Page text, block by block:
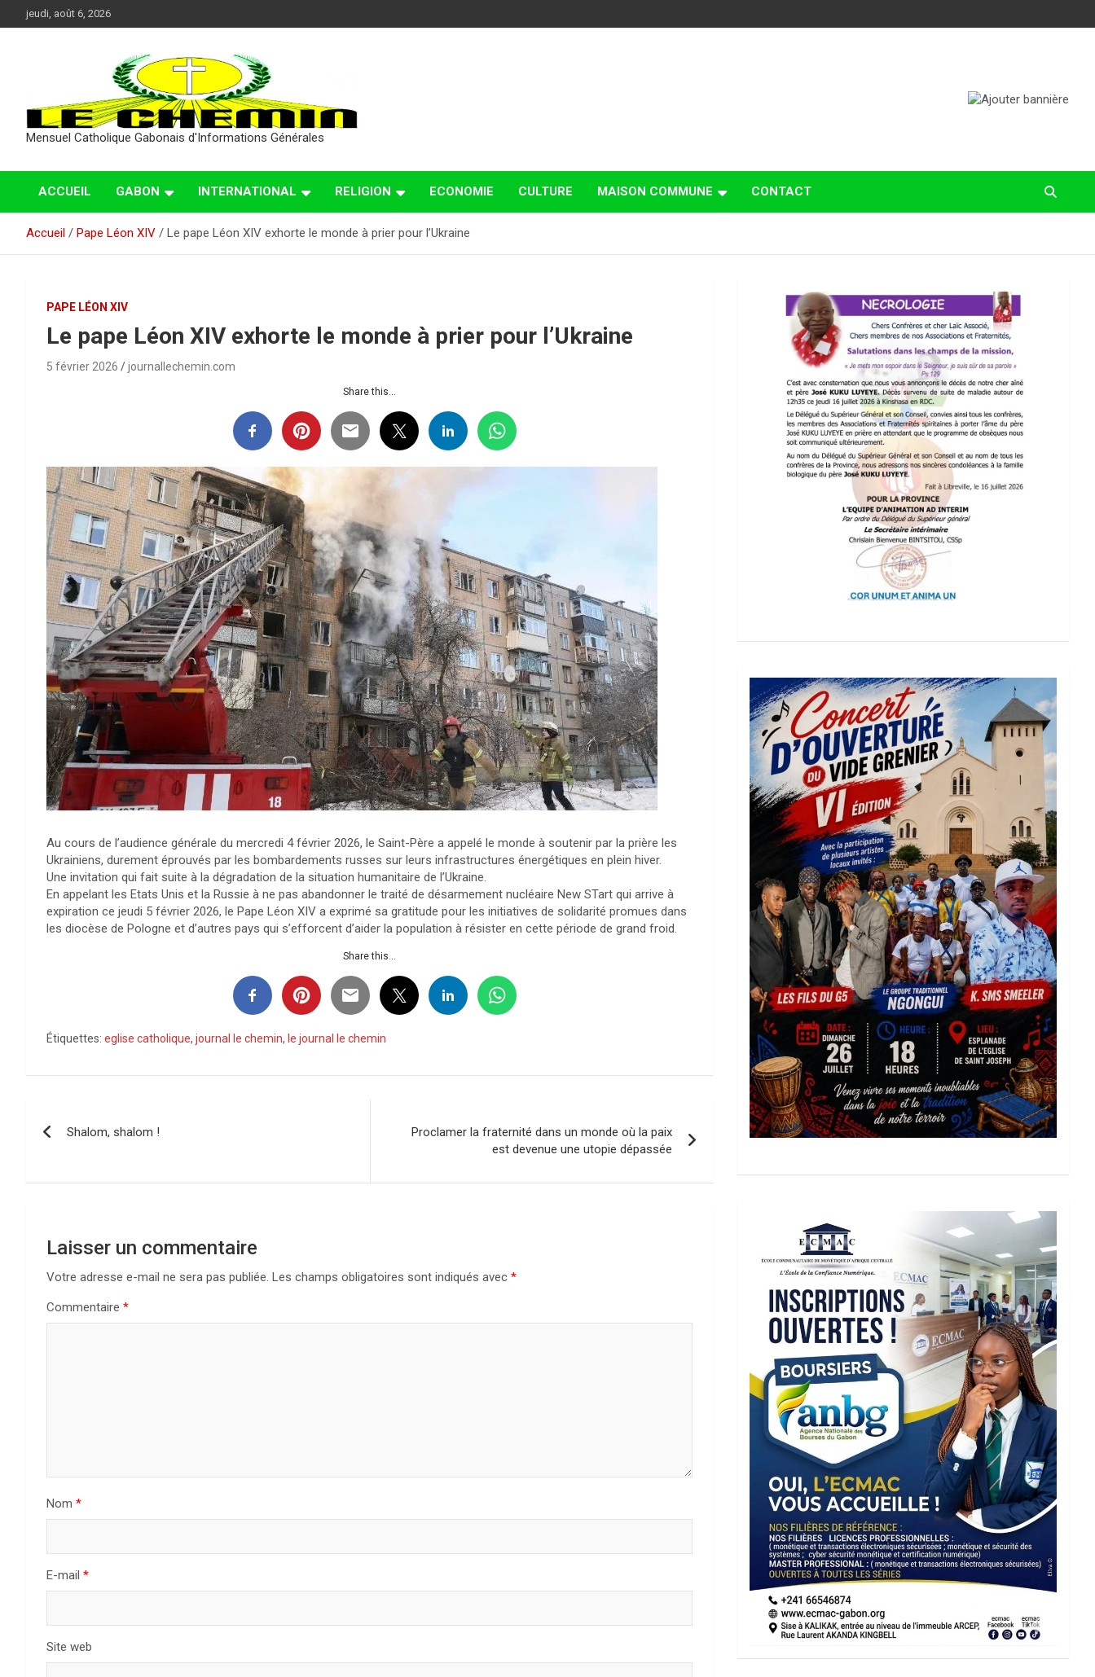
au
jeudi, août 6, 2026
Mensuel Catholique Gabonais d'Informations Générales
ACCUEIL GABON INTERNATIONAL RELIGION ECONOMIE CULTURE MAISON COMMUNE CONTACT
Accueil Pape Léon XIV Le pape Léon XIV exhorte le monde à prier pour l’Ukraine
PAPE LÉON XIV
Le pape Léon XIV exhorte le monde à prier pour l’Ukraine
5 février 2026 journallechemin.com
Share this...
Au cours de l’audience générale du mercredi 4 février 2026, le Saint-Père a appelé le monde à soutenir par la prière les
Ukrainiens, durement éprouvés par les bombardements russes sur leurs infrastructures énergétiques en plein hiver.
Une invitation qui fait suite à la dégradation de la situation humanitaire de l’Ukraine.
En appelant les Etats Unis et la Russie à ne pas abandonner le traité de désarmement nucléaire New STart qui arrive à
expiration ce jeudi 5 février 2026, le Pape Léon XIV a exprimé sa gratitude pour les initiatives de solidarité promues dans
les diocèse de Pologne et d’autres pays qui s’efforcent d’aider la population à résister en cette période de grand froid.
Share this...
Étiquettes: eglise catholique, journal le chemin, le journal le chemin
de
l’article
Shalom, shalom !
Proclamer la fraternité dans un monde où la paix
est devenue une utopie dépassée
Laisser un commentaire
Votre adresse e-mail ne sera pas publiée. Les champs obligatoires sont indiqués avec *
Commentaire *
Nom *
E-mail *
Site web